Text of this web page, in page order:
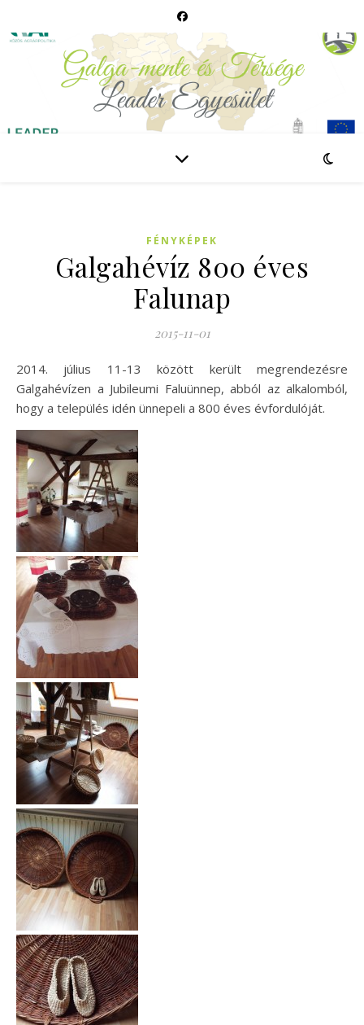
FÉNYKÉPEK
Galgahévíz 800 éves
Falunap
2015-11-01
2014. július 11-13 között került megrendezésre
Galgahévízen a Jubileumi Faluünnep, abból az alkalomból,
hogy a település idén ünnepeli a 800 éves évfordulóját.